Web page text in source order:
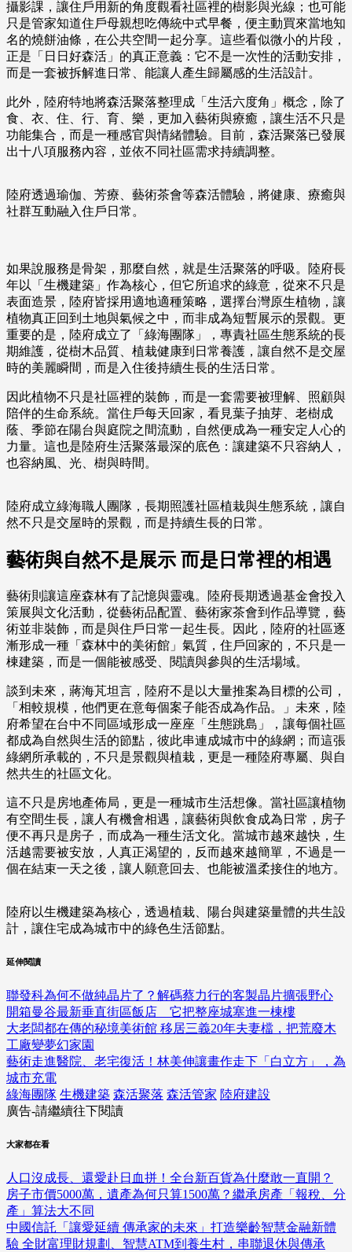
攝影課，讓住戶用新的角度觀看社區裡的樹影與光線；也可能
只是管家知道住戶母親想吃傳統中式早餐，便主動買來當地知
名的燒餅油條，在公共空間一起分享。這些看似微小的片段，
正是「日日好森活」的真正意義：它不是一次性的活動安排，
而是一套被拆解進日常、能讓人產生歸屬感的生活設計。
此外，陸府特地將森活聚落整理成「生活六度角」概念，除了
食、衣、住、行、育、樂，更加入藝術與療癒，讓生活不只是
功能集合，而是一種感官與情緒體驗。目前，森活聚落已發展
出十八項服務內容，並依不同社區需求持續調整。
陸府透過瑜伽、芳療、藝術茶會等森活體驗，將健康、療癒與
社群互動融入住戶日常。
如果說服務是骨架，那麼自然，就是生活聚落的呼吸。陸府長
年以「生機建築」作為核心，但它所追求的綠意，從來不只是
表面造景，陸府皆採用適地適種策略，選擇台灣原生植物，讓
植物真正回到土地與氣候之中，而非成為短暫展示的景觀。更
重要的是，陸府成立了「綠海團隊」，專責社區生態系統的長
期維護，從樹木品質、植栽健康到日常養護，讓自然不是交屋
時的美麗瞬間，而是入住後持續生長的生活日常。
因此植物不只是社區裡的裝飾，而是一套需要被理解、照顧與
陪伴的生命系統。當住戶每天回家，看見葉子抽芽、老樹成
蔭、季節在陽台與庭院之間流動，自然便成為一種安定人心的
力量。這也是陸府生活聚落最深的底色：讓建築不只容納人，
也容納風、光、樹與時間。
陸府成立綠海職人團隊，長期照護社區植栽與生態系統，讓自
然不只是交屋時的景觀，而是持續生長的日常。
藝術與自然不是展示 而是日常裡的相遇
藝術則讓這座森林有了記憶與靈魂。陸府長期透過基金會投入
策展與文化活動，從藝術品配置、藝術家茶會到作品導覽，藝
術並非裝飾，而是與住戶日常一起生長。因此，陸府的社區逐
漸形成一種「森林中的美術館」氣質，住戶回家的，不只是一
棟建築，而是一個能被感受、閱讀與參與的生活場域。
談到未來，蔣海芃坦言，陸府不是以大量推案為目標的公司，
「相較規模，他們更在意每個案子能否成為作品。」未來，陸
府希望在台中不同區域形成一座座「生態跳島」，讓每個社區
都成為自然與生活的節點，彼此串連成城市中的綠網；而這張
綠網所承載的，不只是景觀與植栽，更是一種陸府專屬、與自
然共生的社區文化。
這不只是房地產佈局，更是一種城市生活想像。當社區讓植物
有空間生長，讓人有機會相遇，讓藝術與飲食成為日常，房子
便不再只是房子，而成為一種生活文化。當城市越來越快，生
活越需要被安放，人真正渴望的，反而越來越簡單，不過是一
個在結束一天之後，讓人願意回去、也能被溫柔接住的地方。
陸府以生機建築為核心，透過植栽、陽台與建築量體的共生設
計，讓住宅成為城市中的綠色生活節點。
延伸閱讀
聯發科為何不做純晶片了？解碼蔡力行的客製晶片擴張野心
開箱曼谷最新垂直街區飯店 它把整座城塞進一棟樓
大老闆都在傳的秘境美術館 移居三義20年夫妻檔，把荒廢木
工廠變夢幻家園
藝術走進醫院、老宅復活！林美伸讓畫作走下「白立方」，為
城市充電
綠海團隊 生機建築 森活聚落 森活管家 陸府建設
廣告-請繼續往下閱讀
大家都在看
人口沒成長、還愛赴日血拼！全台新百貨為什麼敢一直開？
房子市價5000萬，遺產為何只算1500萬？繼承房產「報稅、分
產」算法大不同
中國信託「讓愛延續 傳承家的未來」打造樂齡智慧金融新體
驗 全財富理財規劃、智慧ATM到養生村，串聯退休與傳承